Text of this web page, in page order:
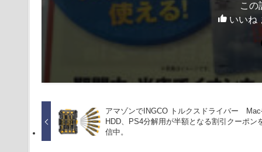
この
いいね
アマゾンでINGCO トルクスドライバー
HDD、PS4分解用が半額となる割引クーポン
信中。